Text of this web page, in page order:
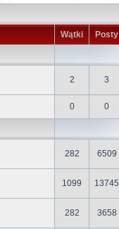
Wątki Posty
2 3
0 0
282 6509
1099 13745
282 3658